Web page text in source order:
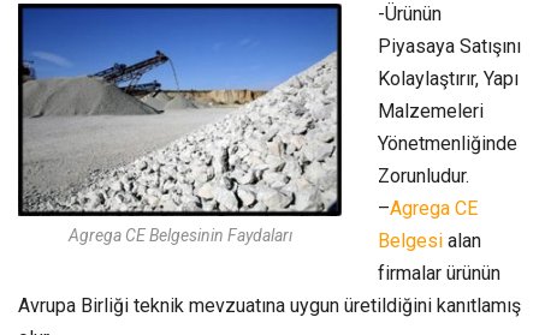
Agrega CE Belgesinin Faydaları
-Ürünün
Piyasaya Satışını
Kolaylaştırır, Yapı
Malzemeleri
Yönetmenliğinde
Zorunludur.
–Agrega CE
Belgesi alan
firmalar ürünün
Avrupa Birliği teknik mevzuatına uygun üretildiğini kanıtlamış